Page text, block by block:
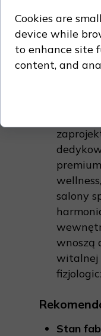
wysoki
salony
wnoszą
witalnej
Stan
Cookies are
device while
to enhance site
content, and